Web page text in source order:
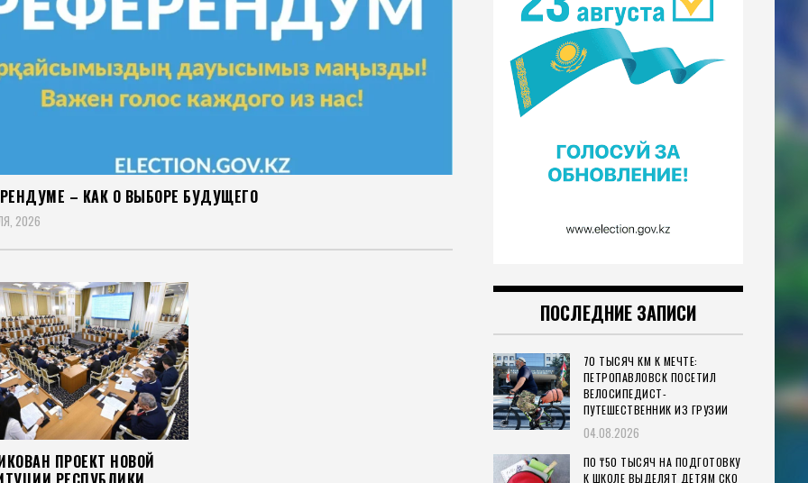
– КАК О ВЫБОРЕ БУДУЩЕГО
2026
ПРОЕКТ НОВОЙ
ПОСЛЕДНИЕ ЗАПИСИ
70 ТЫСЯЧ КМ К МЕЧТЕ:
ПЕТРОПАВЛОВСК ПОСЕТИЛ
ВЕЛОСИПЕДИСТ-
ПУТЕШЕСТВЕННИК ИЗ ГРУЗИИ
04.08.2026
ПО ₸50 ТЫСЯЧ НА ПОДГОТОВКУ
К ШКОЛЕ ВЫДЕЛЯТ ДЕТЯМ СКО